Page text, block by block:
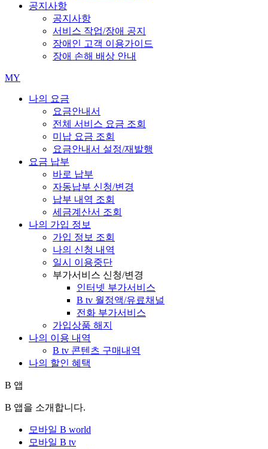
공지사항
공지사항
서비스 작업/장애 공지
장애인 고객 이용가이드
장애 손해 배상 안내
MY
나의 요금
요금안내서
전체 서비스 요금 조회
미납 요금 조회
요금안내서 설정/재발행
요금 납부
바로 납부
자동납부 신청/변경
납부 내역 조회
세금계산서 조회
나의 가입 정보
가입 정보 조회
나의 신청 내역
일시 이용중단
부가서비스 신청/변경
인터넷 부가서비스
B tv 월정액/유료채널
전화 부가서비스
가입상품 해지
나의 이용 내역
B tv 콘텐츠 구매내역
나의 할인 혜택
B 앱
B 앱을 소개합니다.
모바일 B world
모바일 B tv